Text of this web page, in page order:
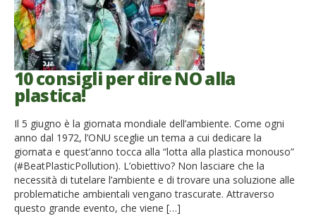
10 consigli per dire NO alla
plastica!
Il 5 giugno è la giornata mondiale dell’ambiente. Come ogni
anno dal 1972, l’ONU sceglie un tema a cui dedicare la
giornata e quest’anno tocca alla “lotta alla plastica monouso”
(#BeatPlasticPollution). L’obiettivo? Non lasciare che la
necessità di tutelare l’ambiente e di trovare una soluzione alle
problematiche ambientali vengano trascurate. Attraverso
questo grande evento, che viene […]